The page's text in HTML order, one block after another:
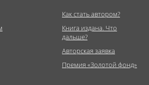
Как стать автором?
Книга издана. Что
дальше?
Авторская заявка
Премия «Золотой фонд»